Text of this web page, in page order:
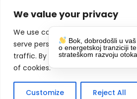
We value your privacy
We use cookies to enhance your
serve personalized ads or content,
traffic. By clicking "Accept All", you
of cookies.
Customize Reject All
Klikom na gumb dajete
primanje novosti Pokreta
slažete spolitikom
DRUŠTVENE
Bok, dobrodošli u
o energetskoj tranziciji
strateškom razvoju